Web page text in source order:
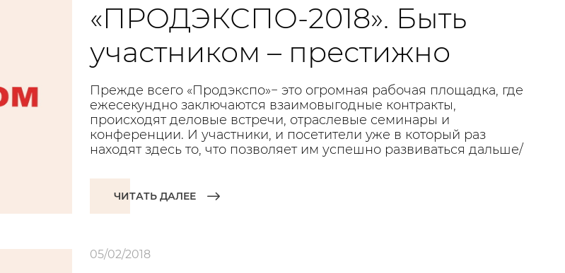
«ПРОДЭКСПО-2018». Быть
участником – престижно
Прежде всего «Продэкспо»− это огромная рабочая площадка, где
ежесекундно заключаются взаимовыгодные контракты,
происходят деловые встречи, отраслевые семинары и
конференции. И участники, и посетители уже в который раз
находят здесь то, что позволяет им успешно развиваться дальше/
ЧИТАТЬ ДАЛЕЕ
05/02/2018